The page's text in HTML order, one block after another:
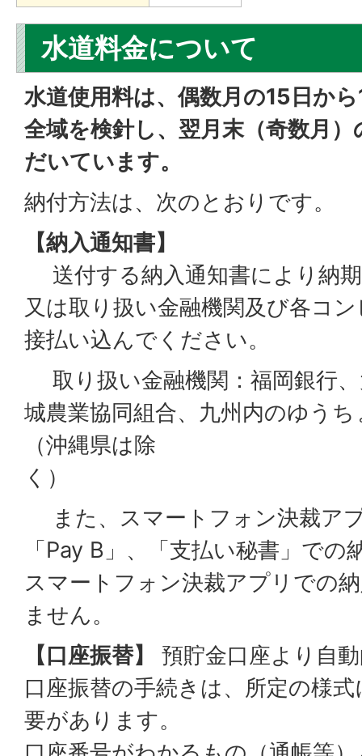
水道料金について
水道使用料は、偶数月の15日か
全域を検針し、翌月末（奇数月
だいています。
納付方法は、次のとおりです。
【納入通知書】
送付する納入通知書により納
又は取り扱い金融機関及び各コ
接払い込んでください。
取り扱い金融機関：福岡銀行
城農業協同組合、九州内のゆう
（沖縄県は除
また、スマートフォン決裁ア
「Pay B」、「支払い秘書」で
スマートフォン決裁アプリでの
ません。
【口座振替】
預貯金口座より自
口座振替の手続きは、所定の様
要があります。